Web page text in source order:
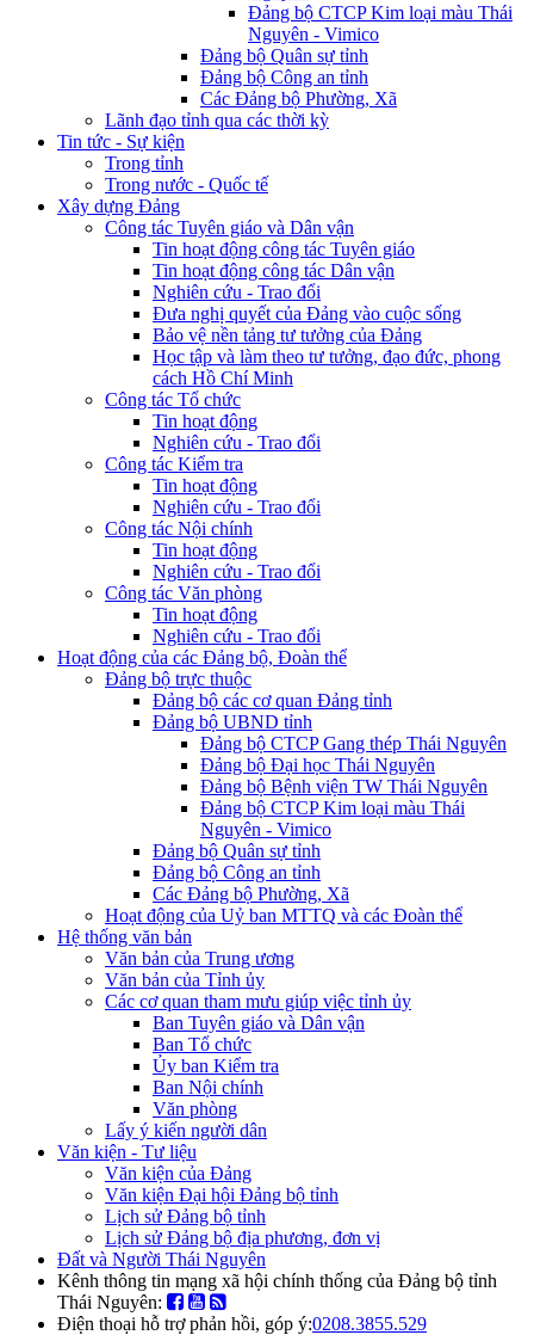
Đảng bộ CTCP Kim loại màu Thái
Nguyên - Vimico
Đảng bộ Quân sự tỉnh
Đảng bộ Công an tỉnh
Các Đảng bộ Phường, Xã
Lãnh đạo tỉnh qua các thời kỳ
Tin tức - Sự kiện
Trong tỉnh
Trong nước - Quốc tế
Xây dựng Đảng
Công tác Tuyên giáo và Dân vận
Tin hoạt động công tác Tuyên giáo
Tin hoạt động công tác Dân vận
Nghiên cứu - Trao đổi
Đưa nghị quyết của Đảng vào cuộc sống
Bảo vệ nền tảng tư tưởng của Đảng
Học tập và làm theo tư tưởng, đạo đức, phong
cách Hồ Chí Minh
Công tác Tổ chức
Tin hoạt động
Nghiên cứu - Trao đổi
Công tác Kiểm tra
Tin hoạt động
Nghiên cứu - Trao đổi
Công tác Nội chính
Tin hoạt động
Nghiên cứu - Trao đổi
Công tác Văn phòng
Tin hoạt động
Nghiên cứu - Trao đổi
Hoạt động của các Đảng bộ, Đoàn thể
Đảng bộ trực thuộc
Đảng bộ các cơ quan Đảng tỉnh
Đảng bộ UBND tỉnh
Đảng bộ CTCP Gang thép Thái Nguyên
Đảng bộ Đại học Thái Nguyên
Đảng bộ Bệnh viện TW Thái Nguyên
Đảng bộ CTCP Kim loại màu Thái
Nguyên - Vimico
Đảng bộ Quân sự tỉnh
Đảng bộ Công an tỉnh
Các Đảng bộ Phường, Xã
Hoạt động của Uỷ ban MTTQ và các Đoàn thể
Hệ thống văn bản
Văn bản của Trung ương
Văn bản của Tỉnh ủy
Các cơ quan tham mưu giúp việc tỉnh ủy
Ban Tuyên giáo và Dân vận
Ban Tổ chức
Ủy ban Kiểm tra
Ban Nội chính
Văn phòng
Lấy ý kiến người dân
Văn kiện - Tư liệu
Văn kiện của Đảng
Văn kiện Đại hội Đảng bộ tỉnh
Lịch sử Đảng bộ tỉnh
Lịch sử Đảng bộ địa phương, đơn vị
Đất và Người Thái Nguyên
Kênh thông tin mạng xã hội chính thống của Đảng bộ tỉnh
Thái Nguyên:
Điện thoại hỗ trợ phản hồi, góp ý:0208.3855.529